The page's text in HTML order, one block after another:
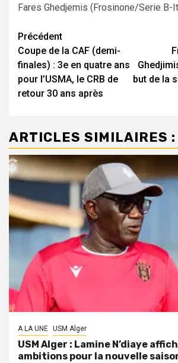
Fares Ghedjemis (Frosinone/Serie B-
Navigation
d’article
Précédent
Coupe de la CAF (demi-
finales) : 3e en quatre ans
pour l’USMA, le CRB de
retour 30 ans après
but de la
ARTICLES SIMILAIRES :
A LA UNE USM Alger
USM Alger : Lamine N’diaye
ambitions pour la nouvelle